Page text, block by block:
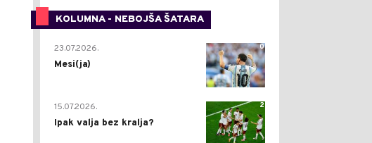
KOLUMNA - NEBOJŠA ŠATARA
0
23.07.2026.
Mesi(ja)
2
15.07.2026.
Ipak valja bez kralja?